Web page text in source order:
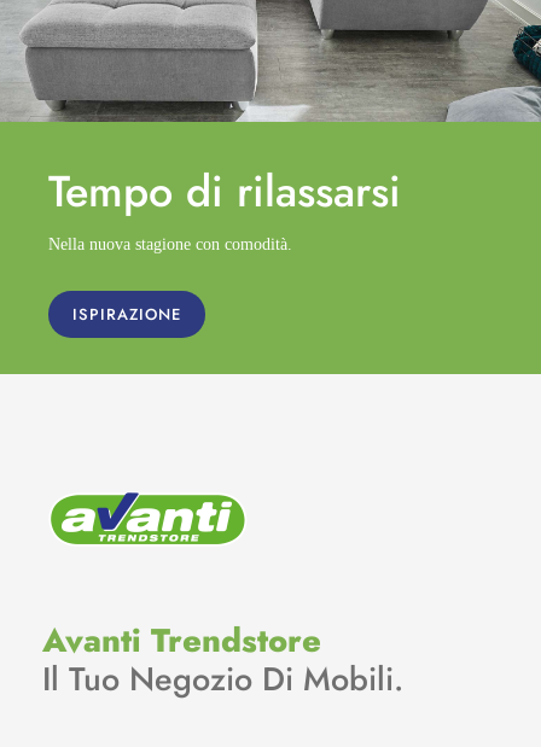
Tempo di rilassarsi
Nella nuova stagione con comodità.
ISPIRAZIONE
Avanti Trendstore
Il Tuo Negozio Di Mobili.